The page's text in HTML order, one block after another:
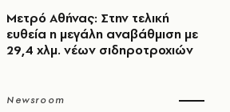
Μετρό Αθήνας: Στην τελική
ευθεία η μεγάλη αναβάθμιση με
29,4 χλμ. νέων σιδηροτροχιών
Newsroom